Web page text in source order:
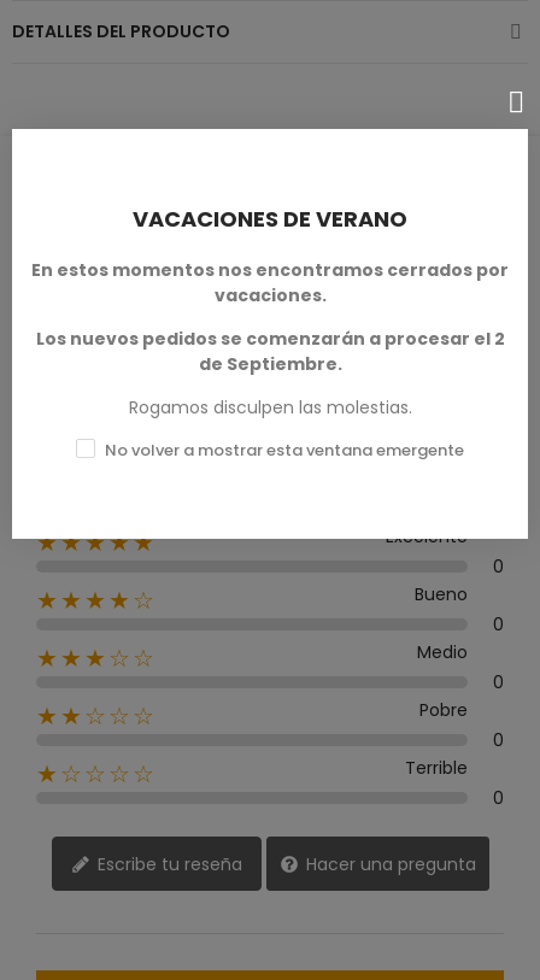
DETALLES DEL PRODUCTO
Calificación media
0.0
★★★★★
Excelente
0
★★★★☆
Bueno
0
★★★☆☆
Medio
0
★★☆☆☆
Pobre
0
★☆☆☆☆
Terrible
0
Escribe tu reseña Hacer una pregunta
VACACIONES DE VERANO
En estos momentos nos encontramos cerrados por
vacaciones.
Los nuevos pedidos se comenzarán a procesar el 2
de Septiembre.
Rogamos disculpen las molestias.
No volver a mostrar esta ventana emergente